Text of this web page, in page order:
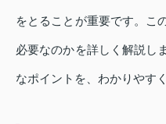
をとることが重要です。こ
必要なのかを詳しく解説し
なポイントを、わかりやす